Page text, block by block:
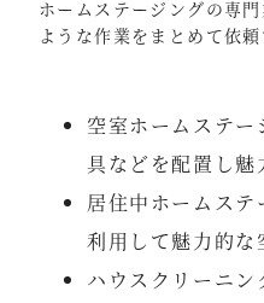
ホームステージングの専
ような作業をまとめて依頼
空室ホームステ
具などを配置し魅
居住中ホームス
利用して魅力的な
ハウスクリーニン